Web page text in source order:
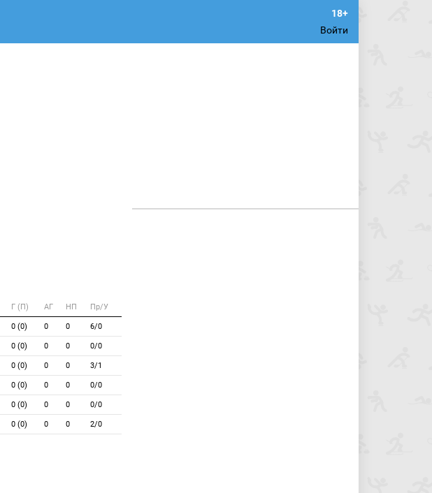
Войти
Г (П) АГ НП Пр/У
0 (0) 0 0 6/0
0 (0) 0 0 0/0
0 (0) 0 0 3/1
0 (0) 0 0 0/0
0 (0) 0 0 0/0
0 (0) 0 0 2/0